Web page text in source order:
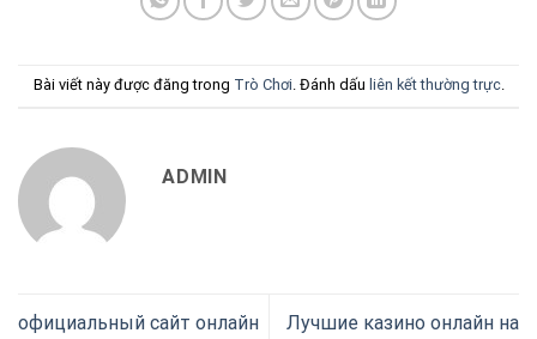
Bài viết này được đăng trong Trò Chơi. Đánh dấu liên kết thường trực.
ADMIN
официальный сайт онлайн
Лучшие казино онлайн на